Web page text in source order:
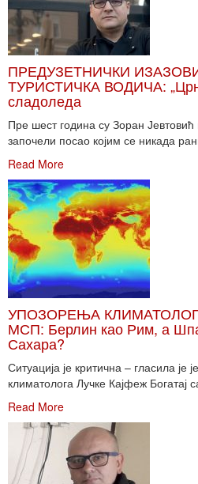
ПРЕДУЗЕТНИЧКИ
ТУРИСТИЧКА ВОДИЧА:
сладоледа
Пре шест година су Зоран
започели посао којим се никада
Read More
УПОЗОРЕЊА
МСП: Берлин као Рим, а
Сахара?
Ситуација је критична – гласила
климатолога Лучке Кајфеж Богатај
Read More